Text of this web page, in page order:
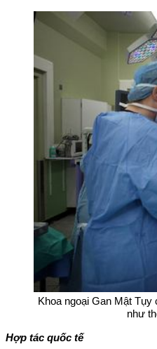
Khoa ngoại Gan Mật
như
Hợp tác quốc tế